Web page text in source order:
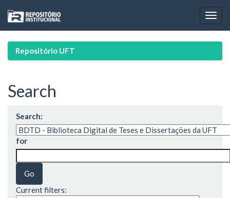
navigation
Repositório UFT
Search
Search:
for
Current filters: